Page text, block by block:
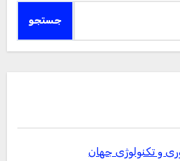
و تکنولوژی جهان